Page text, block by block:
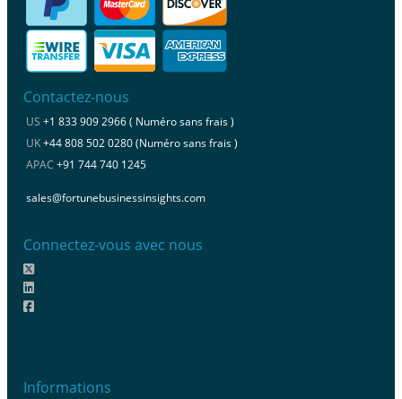
Contactez-nous
US +1 833 909 2966 ( Numéro sans frais )
UK+44 808 502 0280 (Numéro sans frais )
APAC +91 744 740 1245
sales@fortunebusinessinsights.com
Connectez-vous avec nous
Informations